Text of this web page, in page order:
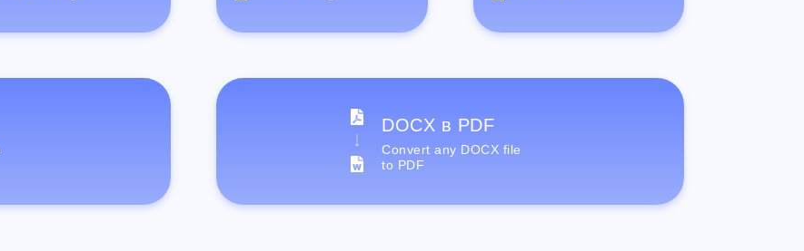
DOCX в PDF
Convert any DOCX file
to PDF